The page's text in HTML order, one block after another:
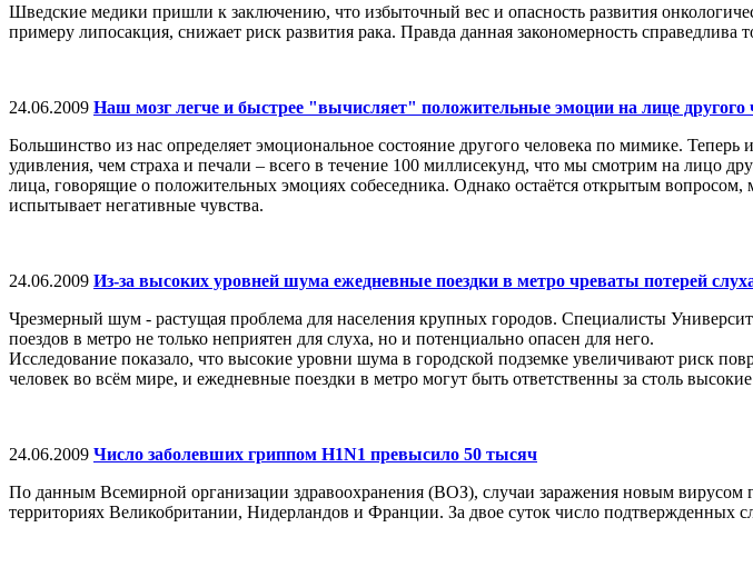
Шведские медики пришли к заключению, что избыточный вес и опасность развития
примеру липосакция, снижает риск развития рака. Правда данная закономерность
24.06.2009 Наш мозг легче и быстрее "вычисляет" положительные эмоции на лице другого
Большинство из нас определяет эмоциональное состояние другого человека по мимике.
удивления, чем страха и печали – всего в течение 100 миллисекунд, что мы смотрим на лицо
лица, говорящие о положительных эмоциях собеседника. Однако остаётся открытым
испытывает негативные чувства.
24.06.2009 Из-за высоких уровней шума ежедневные поездки в метро чреваты потерей
Чрезмерный шум - растущая проблема для населения крупных городов. Специалисты
поездов в метро не только неприятен для слуха, но и потенциально опасен для него.
Исследование показало, что высокие уровни шума в городской подземке увеличивают риск
человек во всём мире, и ежедневные поездки в метро могут быть ответственны за столь
24.06.2009 Число заболевших гриппом H1N1 превысило 50 тысяч
По данным Всемирной организации здравоохранения (ВОЗ), случаи заражения новым вирусом
территориях Великобритании, Нидерландов и Франции. За двое суток число подтвержденных